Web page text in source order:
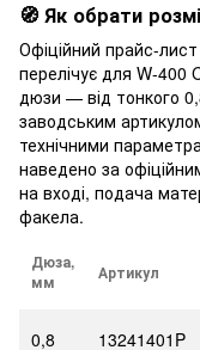
🧭 Як обрати
Офіційний прайс-
перелічує для W-400
дюзи — від тонкого
заводським
технічними
наведено за
на вході, подача
факела.
Дюза,
мм
Артикул
0,8 13241401P